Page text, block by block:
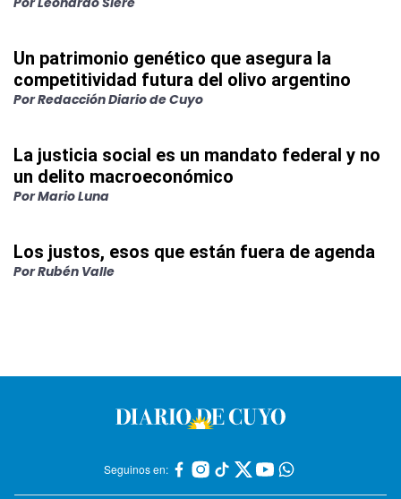
Un patrimonio genético que asegura la
competitividad futura del olivo argentino
PorRedacción Diario de Cuyo
La justicia social es un mandato federal y no
un delito macroeconómico
PorMario Luna
Los justos, esos que están fuera de agenda
PorRubén Valle
Seguinos en: